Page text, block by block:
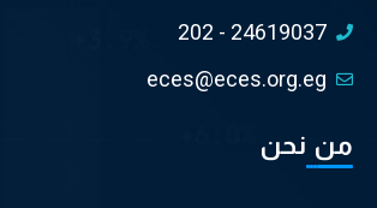
202 - 24619037
eces@eces.org.eg
من نحن